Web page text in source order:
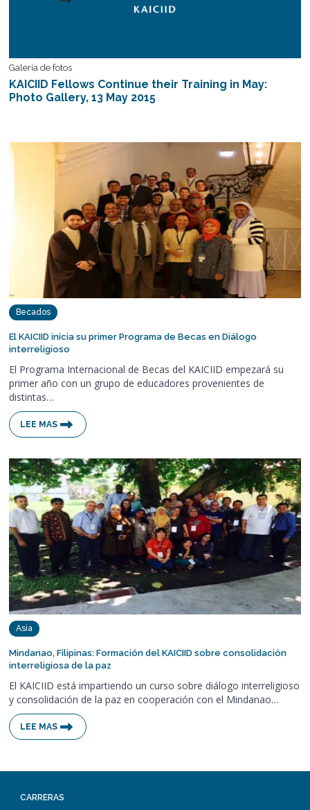
Galería de fotos
KAICIID Fellows Continue their Training in May:
Photo Gallery, 13 May 2015
Becados
El KAICIID inicia su primer Programa de Becas en Diálogo
interreligioso
El Programa Internacional de Becas del KAICIID empezará su
primer año con un grupo de educadores provenientes de
distintas…
LEE MAS
Asia
Mindanao, Filipinas: Formación del KAICIID sobre consolidación
interreligiosa de la paz
El KAICIID está impartiendo un curso sobre diálogo interreligioso
y consolidación de la paz en cooperación con el Mindanao…
LEE MAS
CARRERAS